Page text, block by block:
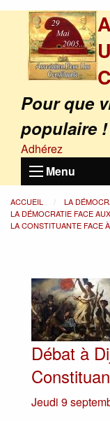
Pour que
populaire !
Adhérez
Menu
ACCUEIL
LA
LA DÉMOCRATIE FACE
LA CONSTITUANTE FACE À
Débat à
Jeudi 9